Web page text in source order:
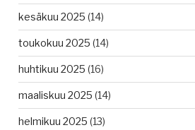
kesäkuu 2025 (14)
toukokuu 2025 (14)
huhtikuu 2025 (16)
maaliskuu 2025 (14)
helmikuu 2025 (13)